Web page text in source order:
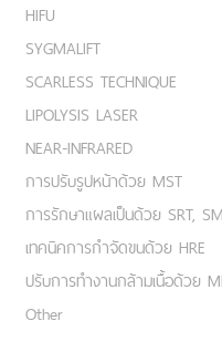
HIFU
SYGMALIFT
SCARLESS TECHNIQUE
LIPOLYSIS LASER
NEAR-INFRARED
การปรับรูปหน้าด้วย MST
การรักษาแผลเป็นด้วย SRT,
เทคนิคการกำจัดขนด้วย HRE
ปรับการทำงานกล้ามเนื้อด้วย
Other